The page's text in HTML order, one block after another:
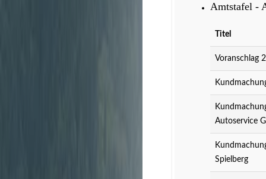
Amtstafel -
Titel
Voranschlag
Autoservice
Spielberg